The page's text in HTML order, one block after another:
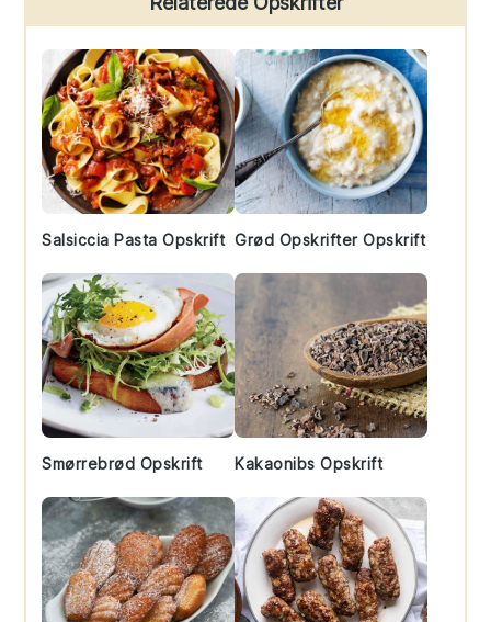
Sidebar
Salsiccia Pasta Opskrift Grød Opskrifter Opskrift
Smørrebrød Opskrift Kakaonibs Opskrift